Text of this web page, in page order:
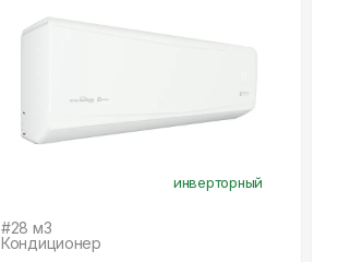
инверторный
#28 м3
Кондиционер